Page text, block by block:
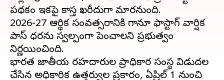
పథకం ఇకపై కాస్త ఖరీదుగా మారనుంది.
2026-27 ఆర్థిక సంవత్సరానికి గానూ ఫాస్టాగ్ వార్షిక
పాస్ ధరను స్వల్పంగా పెంచాలని ప్రభుత్వం
నిర్ణయించింది.
భారత జాతీయ రహదారుల ప్రాధికార సంస్థ విడుదల
చేసిన అధికారిక ఉత్తర్వుల ప్రకారం, ఏప్రిల్ 1 నుంచి